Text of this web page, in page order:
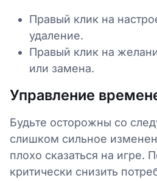
Правый клик на
удаление.
Правый клик на
или замена.
Управление
Будьте осторожны со
слишком сильное
плохо сказаться на игре.
критически снизить